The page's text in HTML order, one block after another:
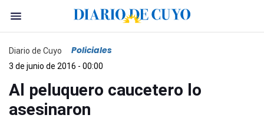
Diario de Cuyo Policiales
3 de junio de 2016 - 00:00
Al peluquero caucetero lo
asesinaron